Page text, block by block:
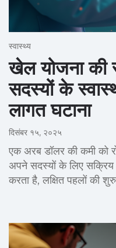
स्वास्थ्य
खेल योजना की
सदस्यों के
लागत घटाना
दिसंबर १५, २०२५
एक अरब डॉलर की कमी को
अपने सदस्यों के लिए सक्रिय
करता है, लक्षित पहलों की